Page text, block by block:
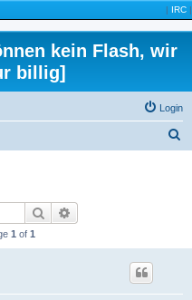
| IRC |
kein Flash, wir
billig]
Login
Search
1 of 1